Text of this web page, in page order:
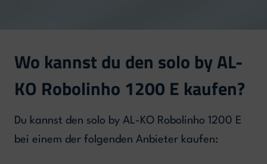
Wo kannst du den solo by AL-
KO Robolinho 1200 E kaufen?
Du kannst den solo by AL-KO Robolinho 1200 E
bei einem der folgenden Anbieter kaufen: